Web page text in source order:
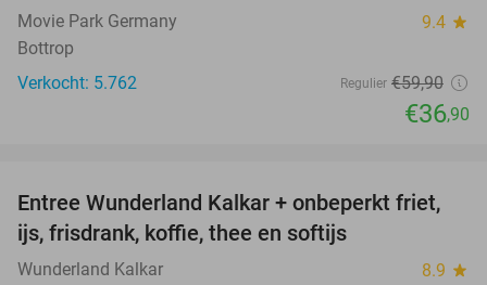
Movie Park Germany 9.4 star
Bottrop
Verkocht: 5.762
Regulier €59,90
€36,90
32%
Entree Wunderland Kalkar + onbeperkt friet,
ijs, frisdrank, koffie, thee en softijs
Wunderland Kalkar 8.9 star